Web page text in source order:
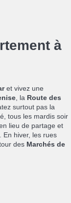
à
et vivez une
, la Route des
surtout pas la
tous les mardis soir
lieu de partage et
. En hiver, les rues
des Marchés de